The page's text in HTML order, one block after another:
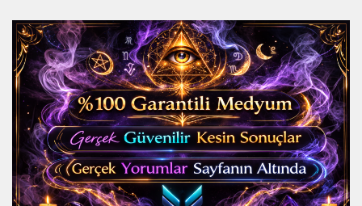
Inhalt
springen